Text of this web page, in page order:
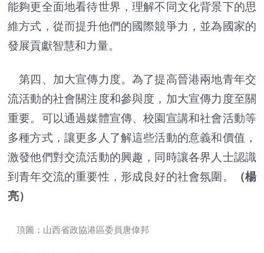
能夠更全面地看待世界，理解不同文化背景下的思
維方式，從而提升他們的國際競爭力，並為國家的
發展貢獻智慧和力量。
第四、加大宣傳力度。為了提高晉港兩地青年交
流活動的社會關注度和參與度，加大宣傳力度至關
重要。可以通過媒體宣傳、校園宣講和社會活動等
多種方式，讓更多人了解這些活動的意義和價值，
激發他們對交流活動的興趣，同時讓各界人士認識
到青年交流的重要性，形成良好的社會氛圍。
（楊
亮）
頂圖：山西省政協港區委員唐偉邦